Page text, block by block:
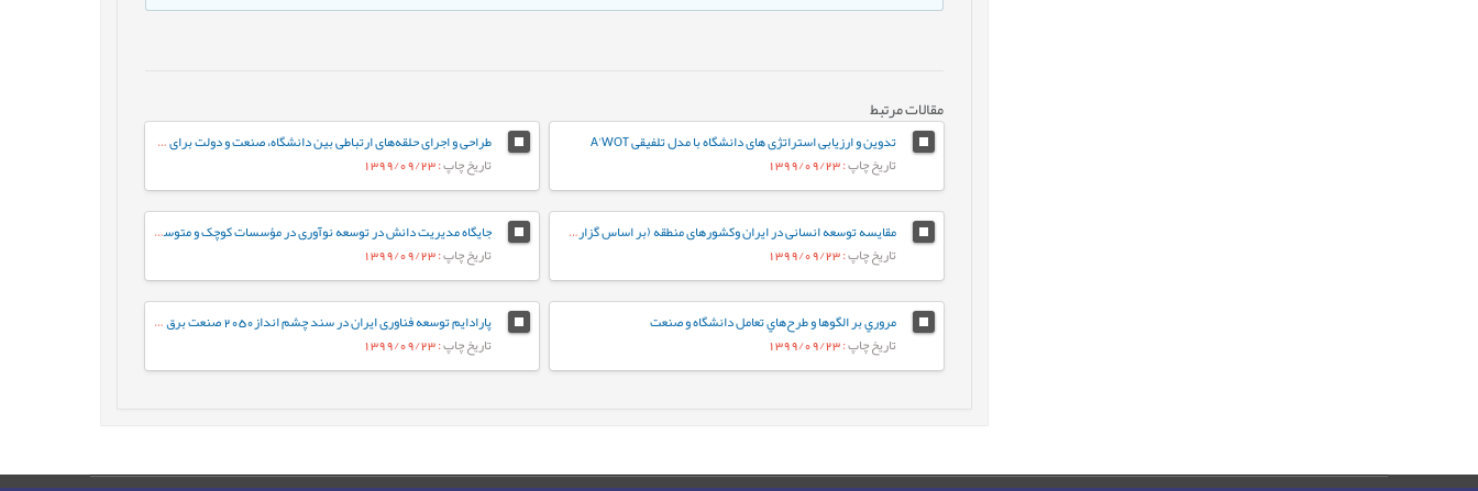
مقالات مرتبط
تدوین و ارزیابی استراتژی های دانشگاه با مدل تلفیقی A'WOT
تاریخ چاپ: 1399/09/23
طراحی و اجرای حلقه‌ها‌ی ارتباطی بین دانشگاه، صنعت و دولت برای توسعه ملی
تاریخ چاپ: 1399/09/23
مقایسه توسعه انسانی در ایران وکشورهای منطقه (بر اساس گزارش توسعه انسانی سازمان ملل در سال 2011)
تاریخ چاپ: 1399/09/23
جایگاه مدیریت دانش در توسعه نوآوری در مؤسسات کوچک و متوسط دانش بنیان
تاریخ چاپ: 1399/09/23
مروري بر الگوها و طرح‌هاي تعامل دانشگاه و صنعت
تاریخ چاپ: 1399/09/23
پارادایم توسعه فناوری ایران در سند چشم انداز2050 صنعت برق جهان
تاریخ چاپ: 1399/09/23